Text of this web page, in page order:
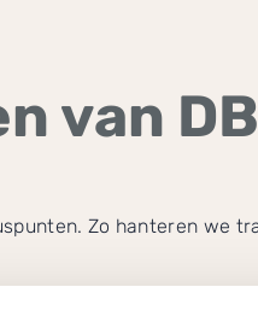
van
Zo hanteren we